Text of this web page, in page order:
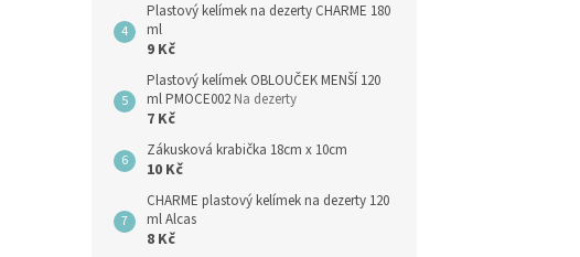
Plastový kelímek na dezerty CHARME 180
ml
9 Kč
Plastový kelímek OBLOUČEK MENŠÍ 120
ml PMOCE002 Na dezerty
7 Kč
Zákusková krabička 18cm x 10cm
10 Kč
CHARME plastový kelímek na dezerty 120
ml Alcas
8 Kč